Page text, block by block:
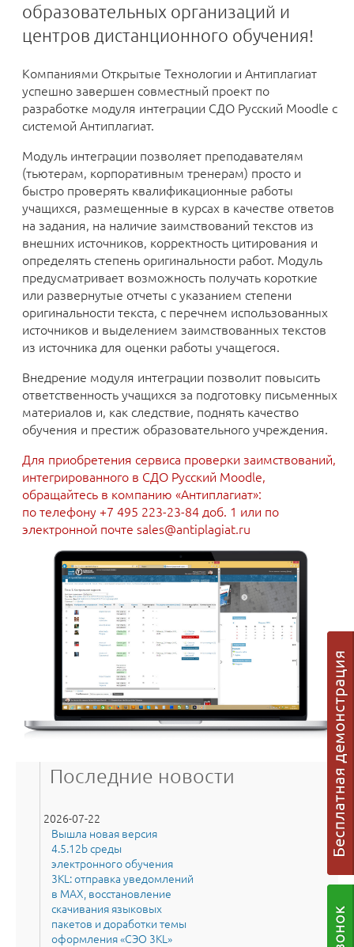
образовательных организаций и
центров дистанционного обучения!
Компаниями Открытые Технологии и Антиплагиат
успешно завершен совместный проект по
разработке модуля интеграции СДО Русский Moodle с
системой Антиплагиат.
Модуль интеграции позволяет преподавателям
(тьютерам, корпоративным тренерам) просто и
быстро проверять квалификационные работы
учащихся, размещенные в курсах в качестве ответов
на задания, на наличие заимствований текстов из
внешних источников, корректность цитирования и
определять степень оригинальности работ. Модуль
предусматривает возможность получать короткие
или развернутые отчеты с указанием степени
оригинальности текста, с перечнем использованных
источников и выделением заимствованных текстов
из источника для оценки работы учащегося.
Внедрение модуля интеграции позволит повысить
ответственность учащихся за подготовку письменных
материалов и, как следствие, поднять качество
обучения и престиж образовательного учреждения.
Для приобретения сервиса проверки заимствований,
интегрированного в СДО Русский Moodle,
обращайтесь в компанию «Антиплагиат»:
по телефону +7 495 223-23-84 доб. 1 или по
электронной почте sales@antiplagiat.ru
Последние новости
2026-07-22
Вышла новая версия
4.5.12b среды
электронного обучения
3KL: отправка уведомлений
в MAX, восстановление
скачивания языковых
пакетов и доработки темы
оформления «СЭО 3KL»